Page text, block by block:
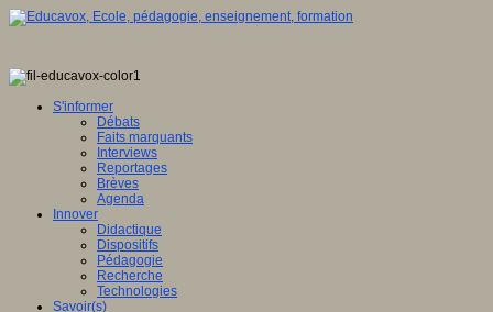
S'informer
Débats
Faits marquants
Interviews
Reportages
Brèves
Agenda
Innover
Didactique
Dispositifs
Pédagogie
Recherche
Technologies
Savoir(s)